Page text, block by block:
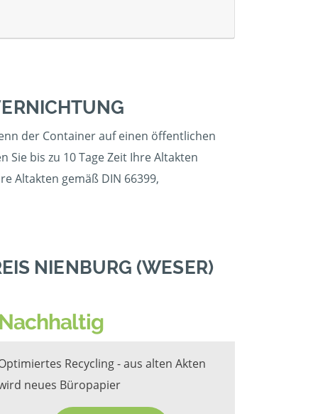
der Container auf einen öffentlichen
bis zu 10 Tage Zeit Ihre Altakten
Altakten gemäß DIN 66399,
NIENBURG (WESER)
Recycling - aus alten Akten
neues Büropapier